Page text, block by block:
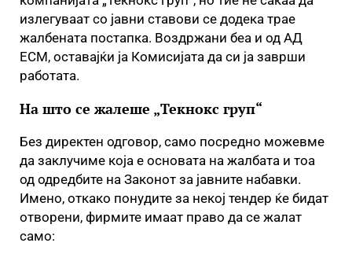
излегуваат со јавни ставови се додека трае
жалбената постапка. Воздржани беа и од АД
ЕСМ, оставајќи ја Комисијата да си ја заврши
работата.
На што се жалеше „Текнокс груп“
Без директен одговор, само посредно можевме
да заклучиме која е основата на жалбата и тоа
од одредбите на Законот за јавните набавки.
Имено, откако понудите за некој тендер ќе бидат
отворени, фирмите имаат право да се жалат
само: